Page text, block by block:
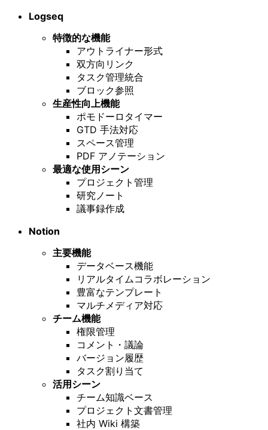
Logseq
特徴的な機能
アウトライナー形式
双方向リンク
タスク管理統合
ブロック参照
生産性向上機能
ポモドーロタイマー
GTD 手法対応
スペース管理
PDF アノテーション
最適な使用シーン
プロジェクト管理
研究ノート
議事録作成
Notion
主要機能
データベース機能
リアルタイムコラボレーション
豊富なテンプレート
マルチメディア対応
チーム機能
権限管理
コメント・議論
バージョン履歴
タスク割り当て
活用シーン
チーム知識ベース
プロジェクト文書管理
社内 Wiki 構築